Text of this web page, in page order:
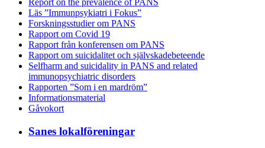
Report on the prevalence of PANS
Läs ”Immunpsykiatri i Fokus”
Forskningsstudier om PANS
Rapport om Covid 19
Rapport från konferensen om PANS
Rapport om suicidalitet och självskadebeteende
Selfharm and suicidality in PANS and related
immunopsychiatric disorders
Rapporten ”Som i en mardröm”
Informationsmaterial
Gåvokort
Sanes lokalföreningar